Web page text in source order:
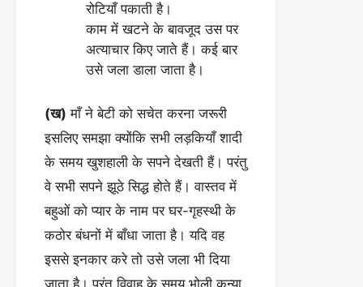
रोटियाँ पकाती है।
काम में खटने के बावजूद उस पर
अत्याचार किए जाते हैं। कई बार
उसे जला डाला जाता है।
(ख) माँ ने बेटी को सचेत करना जरूरी
इसलिए समझा क्योंकि सभी लड़कियाँ शादी
के समय खुशहाली के सपने देखती हैं। परंतु
वे सभी सपने झूठे सिद्ध होते हैं। वास्तव में
बहुओं को प्यार के नाम पर घर-गृहस्थी के
कठोर बंधनों में बाँधा जाता है। यदि वह
इससे इनकार करे तो उसे जला भी दिया
जाता है। परंतु विवाह के समय भोली कन्या